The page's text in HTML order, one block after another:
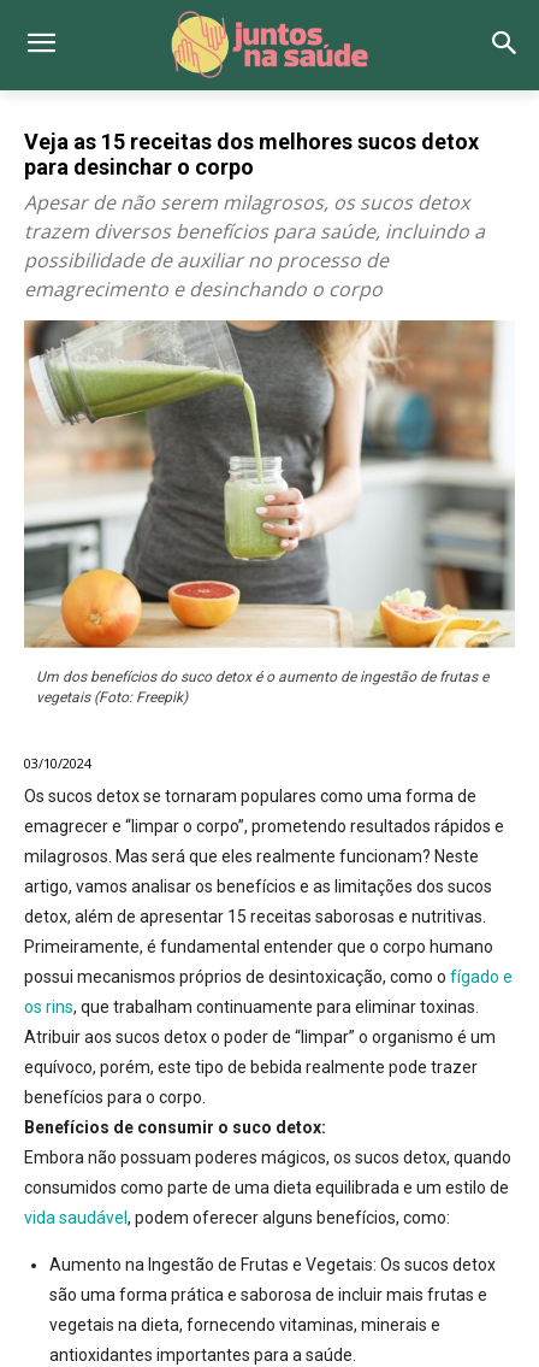
Veja as 15 receitas dos melhores sucos detox
para desinchar o corpo
Apesar de não serem milagrosos, os sucos detox
trazem diversos benefícios para saúde, incluindo a
possibilidade de auxiliar no processo de
emagrecimento e desinchando o corpo
Um dos benefícios do suco detox é o aumento de ingestão de frutas e
vegetais (Foto: Freepik)
03/10/2024
Os sucos detox se tornaram populares como uma forma de
emagrecer e “limpar o corpo”, prometendo resultados rápidos e
milagrosos. Mas será que eles realmente funcionam? Neste
artigo, vamos analisar os benefícios e as limitações dos sucos
detox, além de apresentar 15 receitas saborosas e nutritivas.
Primeiramente, é fundamental entender que o corpo humano
possui mecanismos próprios de desintoxicação, como o fígado e
os rins, que trabalham continuamente para eliminar toxinas.
Atribuir aos sucos detox o poder de “limpar” o organismo é um
equívoco, porém, este tipo de bebida realmente pode trazer
benefícios para o corpo.
Benefícios de consumir o suco detox:
Embora não possuam poderes mágicos, os sucos detox, quando
consumidos como parte de uma dieta equilibrada e um estilo de
vida saudável , podem oferecer alguns benefícios, como:
Aumento na Ingestão de Frutas e Vegetais: Os sucos detox
são uma forma prática e saborosa de incluir mais frutas e
vegetais na dieta, fornecendo vitaminas, minerais e
antioxidantes importantes para a saúde.